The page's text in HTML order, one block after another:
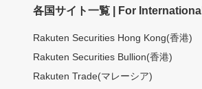
各国サイト一覧 | For International
Rakuten Securities Hong Kong(香港)
Rakuten Securities Bullion(香港)
Rakuten Trade(マレーシア)